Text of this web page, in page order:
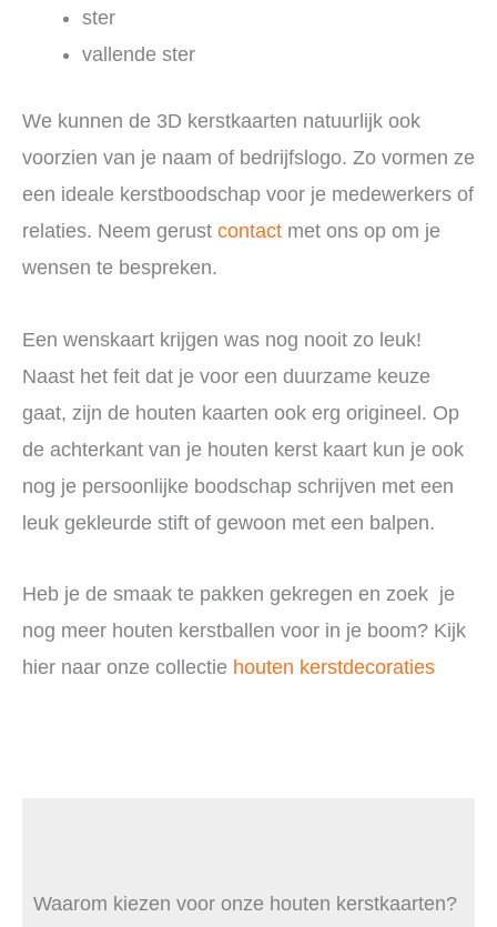
ster
vallende ster
We kunnen de 3D kerstkaarten natuurlijk ook
voorzien van je naam of bedrijfslogo. Zo vormen ze
een ideale kerstboodschap voor je medewerkers of
relaties. Neem gerust contact met ons op om je
wensen te bespreken.
Een wenskaart krijgen was nog nooit zo leuk!
Naast het feit dat je voor een duurzame keuze
gaat, zijn de houten kaarten ook erg origineel. Op
de achterkant van je houten kerst kaart kun je ook
nog je persoonlijke boodschap schrijven met een
leuk gekleurde stift of gewoon met een balpen.
Heb je de smaak te pakken gekregen en zoek je
nog meer houten kerstballen voor in je boom? Kijk
hier naar onze collectie houten kerstdecoraties
Waarom kiezen voor onze houten kerstkaarten?